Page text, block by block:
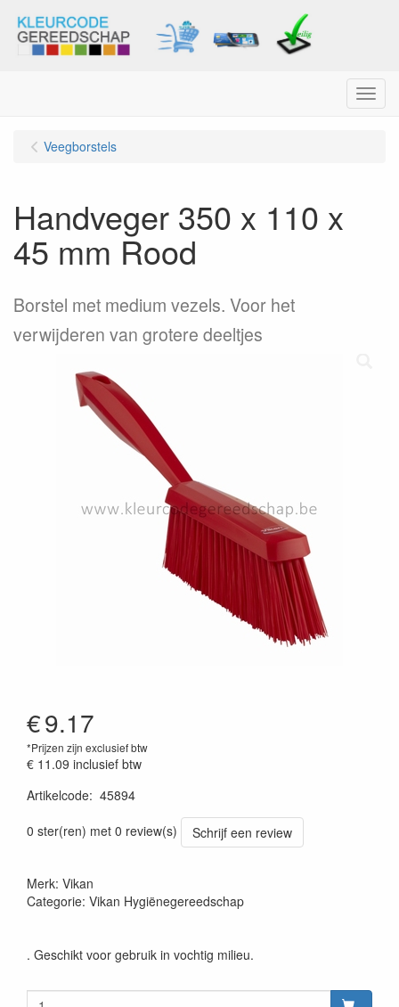
Menu
Veegborstels
Handveger 350 x 110 x
45 mm Rood
Borstel met medium vezels. Voor het
verwijderen van grotere deeltjes
€9.17
*Prijzen zijn exclusief btw
€ 11.09 inclusief btw
Artikelcode: 45894
0 ster(ren) met 0 review(s)
Schrijf een review
Merk: Vikan
Categorie: Vikan Hygiënegereedschap
. Geschikt voor gebruik in vochtig milieu.